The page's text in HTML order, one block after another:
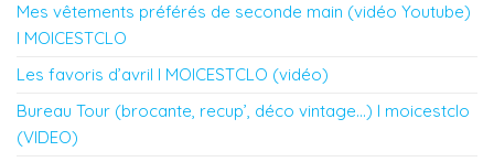
Mes vêtements préférés de seconde main (vidéo Youtube)
l MOICESTCLO
Les favoris d’avril l MOICESTCLO (vidéo)
Bureau Tour (brocante, recup’, déco vintage…) l moicestclo
(VIDEO)